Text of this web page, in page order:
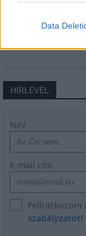
Data
HÍRLEVÉL
Név
E-mail cím
Feliratkozom
szabályzatot!